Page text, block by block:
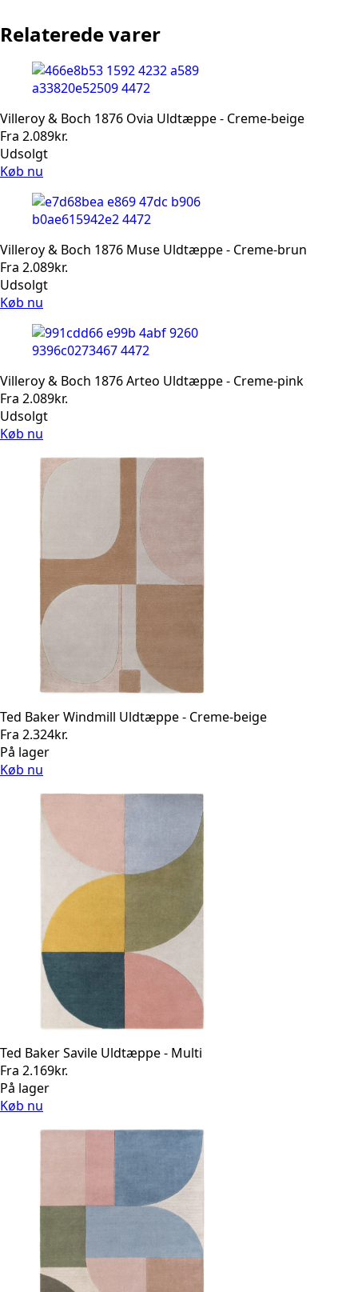
Relaterede varer
Villeroy & Boch 1876 Ovia Uldtæppe - Creme-beige
Fra 2.089kr.
Udsolgt
Køb nu
Villeroy & Boch 1876 Muse Uldtæppe - Creme-brun
Fra 2.089kr.
Udsolgt
Køb nu
Villeroy & Boch 1876 Arteo Uldtæppe - Creme-pink
Fra 2.089kr.
Udsolgt
Køb nu
Ted Baker Windmill Uldtæppe - Creme-beige
Fra 2.324kr.
På lager
Køb nu
Ted Baker Savile Uldtæppe - Multi
Fra 2.169kr.
På lager
Køb nu